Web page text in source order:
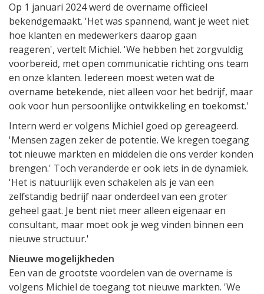
Op 1 januari 2024 werd de overname officieel
bekendgemaakt. 'Het was spannend, want je weet niet
hoe klanten en medewerkers daarop gaan
reageren', vertelt Michiel. 'We hebben het zorgvuldig
voorbereid, met open communicatie richting ons team
en onze klanten. Iedereen moest weten wat de
overname betekende, niet alleen voor het bedrijf, maar
ook voor hun persoonlijke ontwikkeling en toekomst.'
Intern werd er volgens Michiel goed op gereageerd.
'Mensen zagen zeker de potentie. We kregen toegang
tot nieuwe markten en middelen die ons verder konden
brengen.' Toch veranderde er ook iets in de dynamiek.
'Het is natuurlijk even schakelen als je van een
zelfstandig bedrijf naar onderdeel van een groter
geheel gaat. Je bent niet meer alleen eigenaar en
consultant, maar moet ook je weg vinden binnen een
nieuwe structuur.'
Nieuwe mogelijkheden
Een van de grootste voordelen van de overname is
volgens Michiel de toegang tot nieuwe markten. 'We